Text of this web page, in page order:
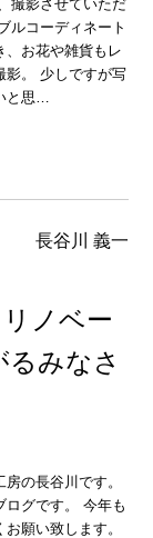
撮影させていただ
ルコーディネート
、お花や雑貨もレ
影。 少しですが写
と思…
長谷川 義一
ノベー
みなさ
の長谷川です。
ログです。 今年も
願い致します。